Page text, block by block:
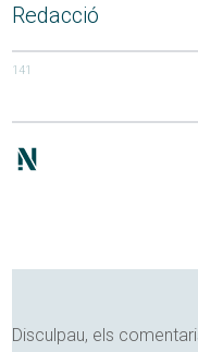
Redacció
141
Disculpau, els